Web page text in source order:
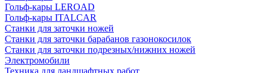
Гольф-кары LEROAD
Гольф-кары ITALCAR
Станки для заточки ножей
Станки для заточки барабанов газонокосилок
Станки для заточки подрезных/нижних ножей
Электромобили
Техника для ландшафтных работ